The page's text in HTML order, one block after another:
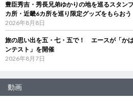
豊臣秀吉・秀長兄弟ゆかりの地を巡るスタ
カ所・近畿6カ所を巡り限定グッズをもらおう
2026年8月8日
旅の思い出を五・七・五で！ エースが「か
ンテスト」を開催
2026年8月7日
動画